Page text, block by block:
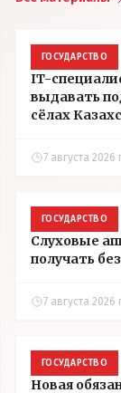
ГОСУДАРСТВО
IT-
выдавать
сёлах
7 августа 2026
ГОСУДАРСТВО
Слуховые
получать
7 августа 2026
ГОСУДАРСТВО
Новая